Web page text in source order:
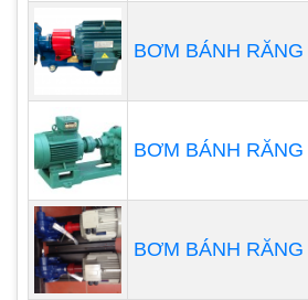
Bơm cặn các bể XLNT, các
nghiệp nặng
Bơm cấp nước thủy lợi,
trồng thủy sản
Bơm thoát nước khu công
máy
Vận chuyển chất lỏng cho
bệnh viện, trang trại …
3. Bơm Nhu động Saverti
BƠM BÁNH
BƠM BÁNH
BƠM BÁNH